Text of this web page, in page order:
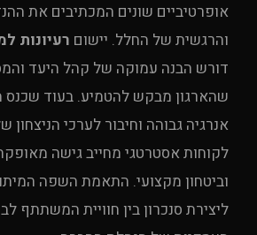
אופרטיביים שונים המכתיבים את
והרגשית של החלל. יישום רעיונות
דורש הבנה עמוקה של קהל היעד
שהארגון מבקש להטמיע. בעוד שכנס
אנרגיה גבוהה וחיבור לערכי הניצחון
לקוחות אסטרטגי מחייב גישה
וביטחון מקצועי. התאמת השפה
ליצירת סנכרון בין חוויית המשתתף